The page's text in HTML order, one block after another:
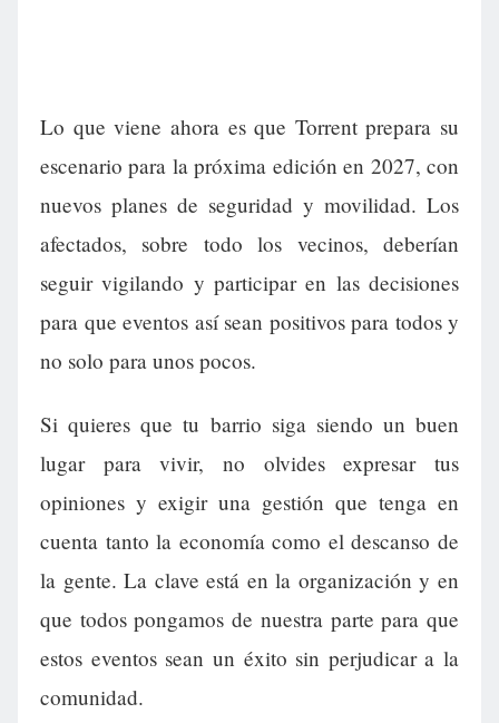
Lo que viene ahora es que Torrent prepara su
escenario para la próxima edición en 2027, con
nuevos planes de seguridad y movilidad. Los
afectados, sobre todo los vecinos, deberían
seguir vigilando y participar en las decisiones
para que eventos así sean positivos para todos y
no solo para unos pocos.
Si quieres que tu barrio siga siendo un buen
lugar para vivir, no olvides expresar tus
opiniones y exigir una gestión que tenga en
cuenta tanto la economía como el descanso de
la gente. La clave está en la organización y en
que todos pongamos de nuestra parte para que
estos eventos sean un éxito sin perjudicar a la
comunidad.